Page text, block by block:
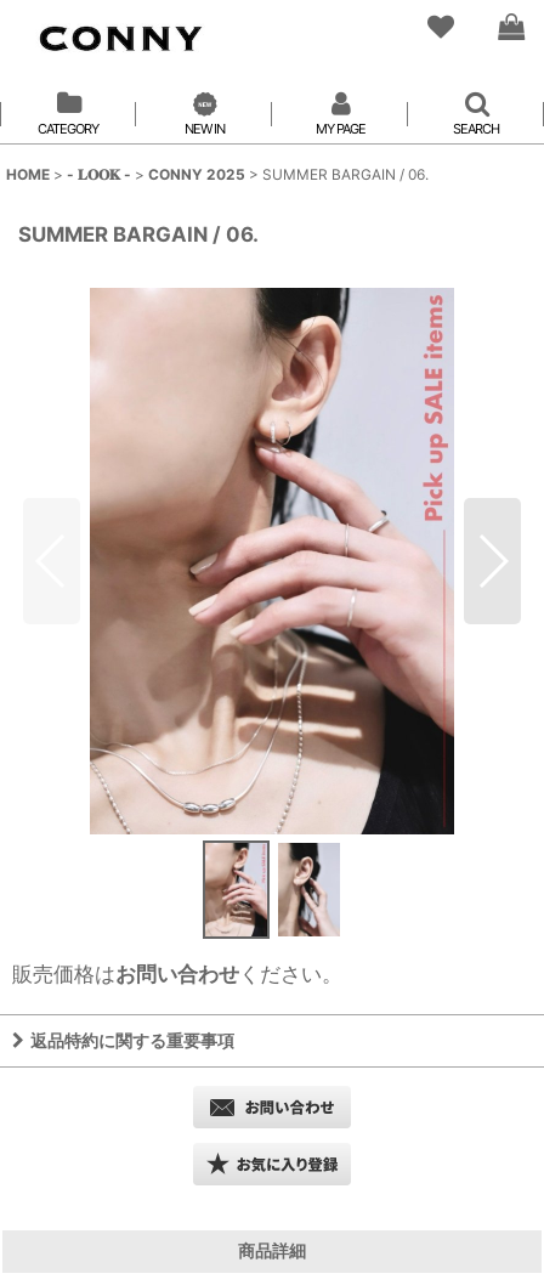
CATEGORY NEW IN MY PAGE SEARCH
HOME > - 𝐋𝐎𝐎𝐊 - > CONNY 2025 > SUMMER BARGAIN / 06.
SUMMER BARGAIN / 06.
販売価格はお問い合わせください。
返品特約に関する重要事項
商品詳細